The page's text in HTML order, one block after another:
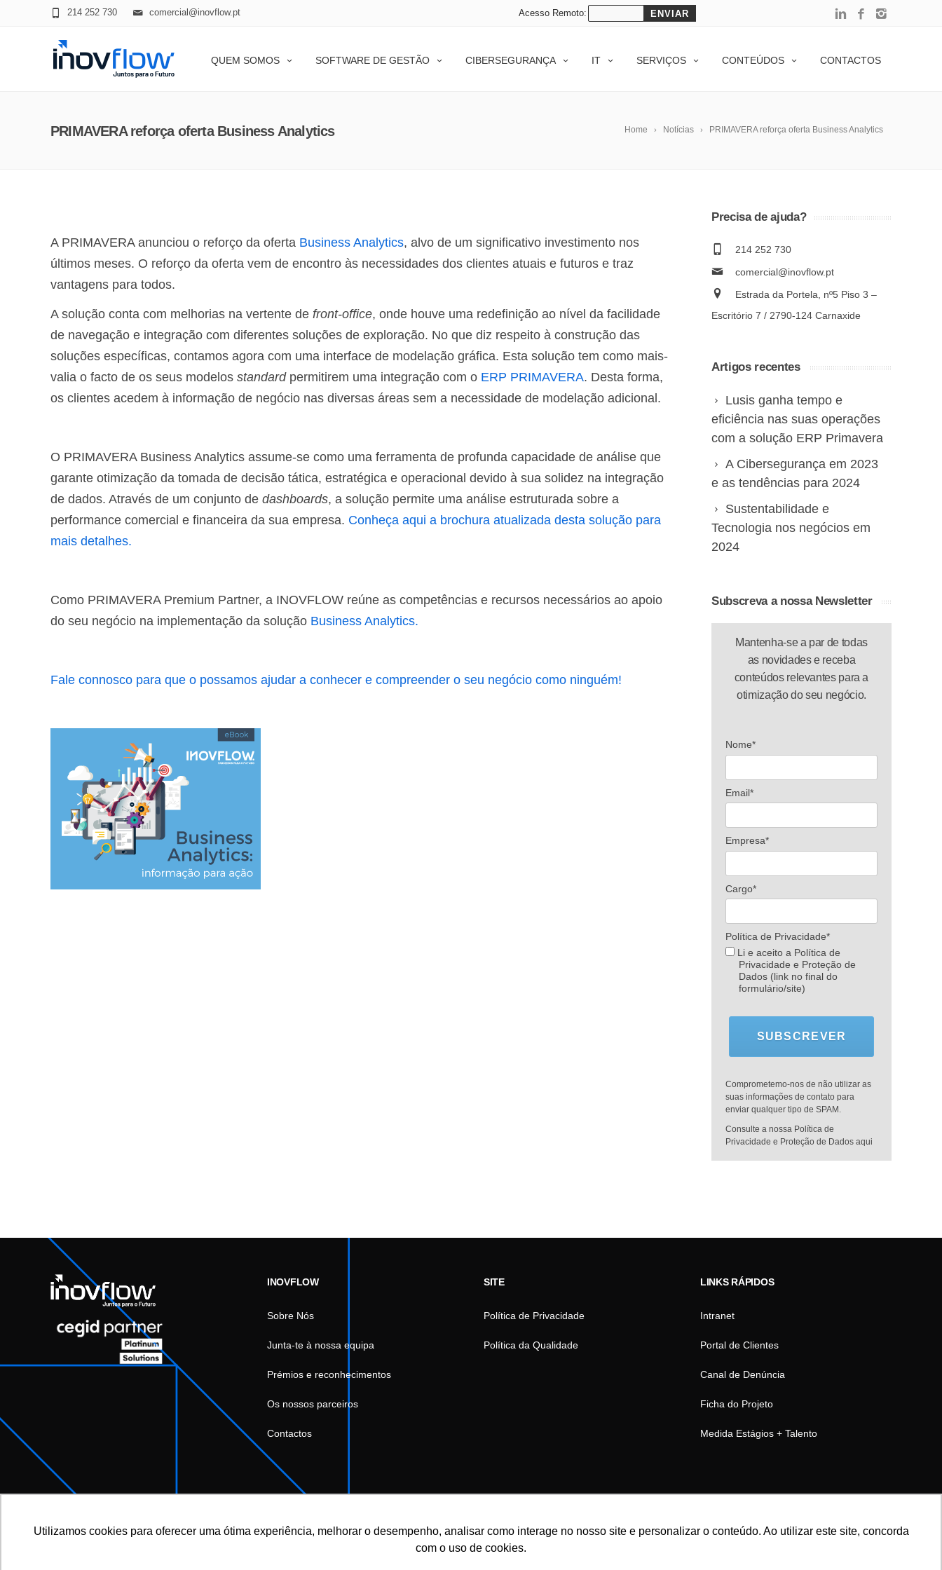
Utilizamos cookies para oferecer uma ótima experiência, melhorar o desempenho, analisar como interage no nosso site e personalizar o conteúdo. Ao utilizar este site, concorda
com o uso de cookies.
comercial@inovflow.pt
214 252 730 Acesso Remoto:
QUEM SOMOS SOFTWARE DE GESTÃO CIBERSEGURANÇA IT SERVIÇOS CONTEÚDOS CONTACTOS
Home Notícias PRIMAVERA reforça oferta Business Analytics
PRIMAVERA reforça oferta Business Analytics
A PRIMAVERA anunciou o reforço da oferta Business Analytics, alvo de um significativo investimento nos
últimos meses. O reforço da oferta vem de encontro às necessidades dos clientes atuais e futuros e traz
vantagens para todos.
A solução conta com melhorias na vertente de front-office, onde houve uma redefinição ao nível da facilidade
de navegação e integração com diferentes soluções de exploração. No que diz respeito à construção das
soluções específicas, contamos agora com uma interface de modelação gráfica. Esta solução tem como mais-
valia o facto de os seus modelos standardpermitirem uma integração com o ERP PRIMAVERA. Desta forma,
os clientes acedem à informação de negócio nas diversas áreas sem a necessidade de modelação adicional.
O PRIMAVERA Business Analytics assume-se como uma ferramenta de profunda capacidade de análise que
garante otimização da tomada de decisão tática, estratégica e operacional devido à sua solidez na integração
de dados. Através de um conjunto de dashboards, a solução permite uma análise estruturada sobre a
performance comercial e financeira da sua empresa. Conheça aqui a brochura atualizada desta solução para
mais detalhes.
Como PRIMAVERA Premium Partner, a INOVFLOW reúne as competências e recursos necessários ao apoio
do seu negócio na implementação da solução Business Analytics.
Fale connosco para que o possamos ajudar a conhecer e compreender o seu negócio como ninguém!
Precisa de ajuda?
214 252 730
comercial@inovflow.pt
Estrada da Portela, nº5 Piso 3 –
Escritório 7 / 2790-124 Carnaxide
Artigos recentes
Lusis ganha tempo e
eficiência nas suas operações
com a solução ERP Primavera
A Cibersegurança em 2023
e as tendências para 2024
Sustentabilidade e
Tecnologia nos negócios em
2024
Subscreva a nossa Newsletter
Mantenha-se a par de todas
as novidades e receba
conteúdos relevantes para a
otimização do seu negócio.
Nome*
Email*
Empresa*
Cargo*
Política de Privacidade*
Li e aceito a Política de
Privacidade e Proteção de
Dados (link no final do
formulário/site)
SUBSCREVER
Comprometemo-nos de não utilizar as
suas informações de contato para
enviar qualquer tipo de SPAM.
Consulte a nossa Política de
Privacidade e Proteção de Dados aqui
INOVFLOW
Sobre Nós
Junta-te à nossa equipa
Prémios e reconhecimentos
Os nossos parceiros
Contactos
SITE
Política de Privacidade
Política da Qualidade
LINKS RÁPIDOS
Intranet
Portal de Clientes
Canal de Denúncia
Ficha do Projeto
Medida Estágios + Talento
modal-check